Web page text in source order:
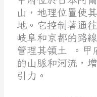
山，地理位置使
地。它控制著通
岐阜和京都的路
管理其領土 。甲
的山脈和河流，
引力。